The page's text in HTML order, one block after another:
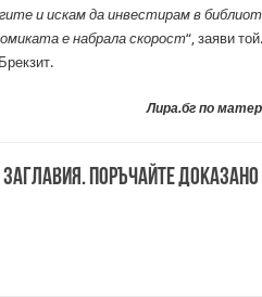
и искам да инвестирам в
е набрала скорост“, заяви
Лира.бг по
Поръчайте